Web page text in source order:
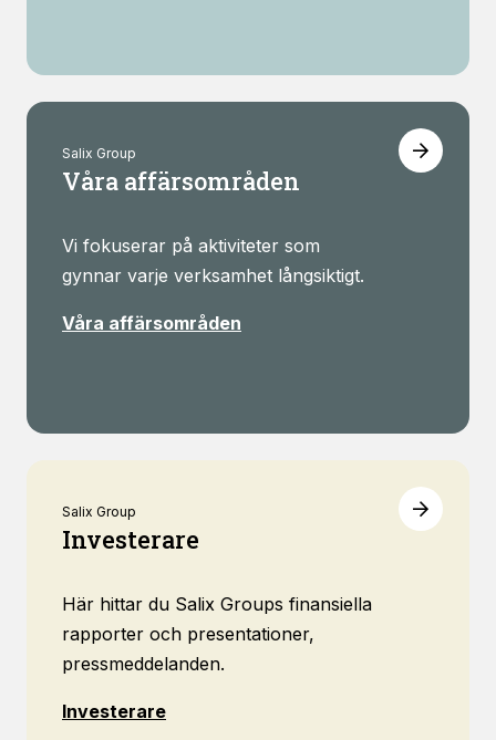
Salix Group
Våra affärsområden
Vi fokuserar på aktiviteter som
gynnar varje verksamhet långsiktigt.
Våra affärsområden
Salix Group
Investerare
Här hittar du Salix Groups finansiella
rapporter och presentationer,
pressmeddelanden.
Investerare
beteende när du
chansen att få se
anpassat innehåll